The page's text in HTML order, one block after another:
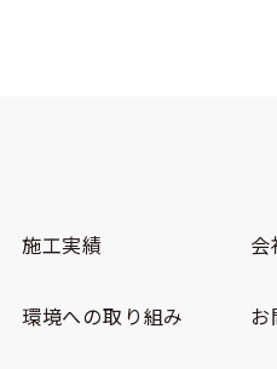
施工実績 会
環境への取り組み お